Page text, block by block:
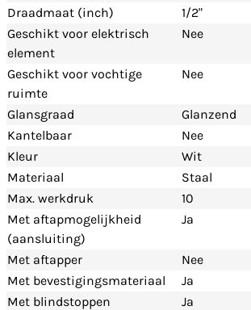
Draadmaat (inch)
1/2"
Geschikt voor elektrisch
element
Nee
Geschikt voor vochtige
ruimte
Nee
Glansgraad
Glanzend
Kantelbaar
Nee
Kleur
Wit
Materiaal
Staal
Max. werkdruk
10
Met aftapmogelijkheid
(aansluiting)
Ja
Met aftapper
Nee
Met bevestigingsmateriaal
Ja
Met blindstoppen
Ja